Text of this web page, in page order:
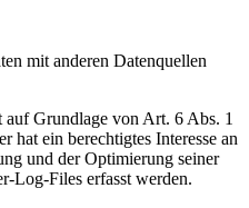
mit anderen Datenquellen
Grundlage von Art. 6 Abs. 1
ein berechtigtes Interesse an
und der Optimierung seiner
Log-Files erfasst werden.